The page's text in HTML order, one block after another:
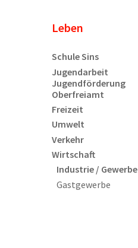
Unternavigation
Leben
Schule Sins
Jugendarbeit
Jugendförderung
Oberfreiamt
Freizeit
Umwelt
Verkehr
Wirtschaft
Industrie / Gewerbe
Gastgewerbe